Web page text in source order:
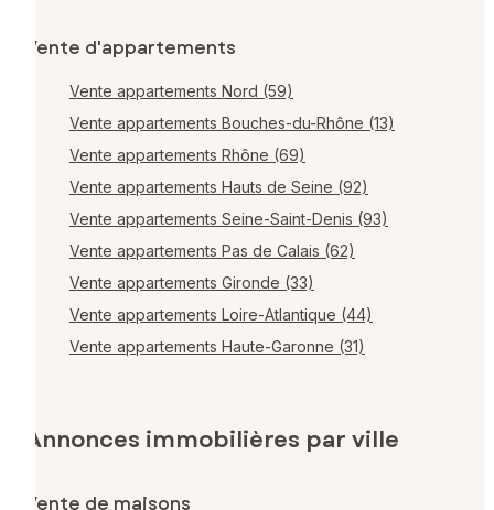
Vente d'appartements
Vente appartements Nord (59)
Vente appartements Bouches-du-Rhône (13)
Vente appartements Rhône (69)
Vente appartements Hauts de Seine (92)
Vente appartements Seine-Saint-Denis (93)
Vente appartements Pas de Calais (62)
Vente appartements Gironde (33)
Vente appartements Loire-Atlantique (44)
Vente appartements Haute-Garonne (31)
Annonces immobilières par ville
Vente de maisons